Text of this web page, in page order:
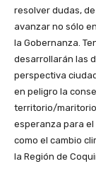
resolver dudas,
avanzar no sólo
la Gobernanza.
desarrollarán las
perspectiva
en peligro la
territorio/
esperanza para
como el cambio
la Región de